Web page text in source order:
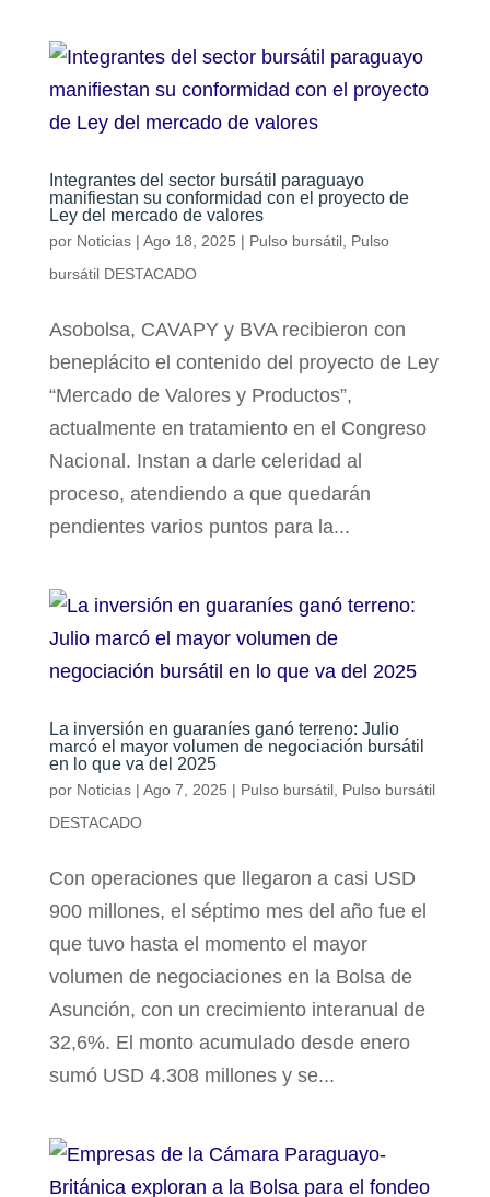
Integrantes del sector bursátil paraguayo
manifiestan su conformidad con el proyecto de
Ley del mercado de valores
por Noticias| Ago 18, 2025 | Pulso bursátil, Pulso
bursátil DESTACADO
Asobolsa, CAVAPY y BVA recibieron con
beneplácito el contenido del proyecto de Ley
“Mercado de Valores y Productos”,
actualmente en tratamiento en el Congreso
Nacional. Instan a darle celeridad al
proceso, atendiendo a que quedarán
pendientes varios puntos para la...
La inversión en guaraníes ganó terreno: Julio
marcó el mayor volumen de negociación bursátil
en lo que va del 2025
por Noticias| Ago 7, 2025 | Pulso bursátil, Pulso bursátil
DESTACADO
Con operaciones que llegaron a casi USD
900 millones, el séptimo mes del año fue el
que tuvo hasta el momento el mayor
volumen de negociaciones en la Bolsa de
Asunción, con un crecimiento interanual de
32,6%. El monto acumulado desde enero
sumó USD 4.308 millones y se...